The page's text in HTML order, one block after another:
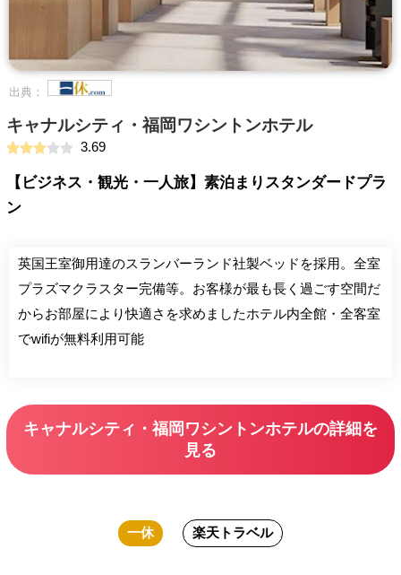
出典：
キャナルシティ・福岡ワシントンホテル
3.69
【ビジネス・観光・一人旅】素泊まりスタンダードプラ
ン
英国王室御用達のスランバーランド社製ベッドを採用。全室
プラズマクラスター完備等。お客様が最も長く過ごす空間だ
からお部屋により快適さを求めましたホテル内全館・全客室
でwifiが無料利用可能
キャナルシティ・福岡ワシントンホテルの詳細を
見る
一休 楽天トラベル